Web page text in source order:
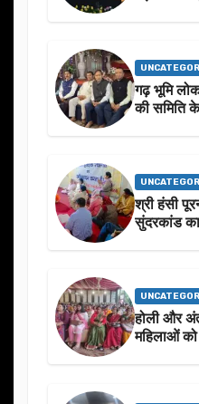
गढ़ भूमि
की समिति
श्री हंसी
सुंदरकांड
होली और
महिलाओं को